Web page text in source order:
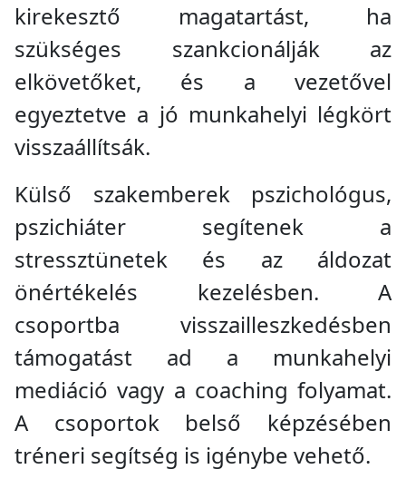
kirekesztő magatartást, ha
szükséges szankcionálják az
elkövetőket, és a vezetővel
egyeztetve a jó munkahelyi légkört
visszaállítsák.
Külső szakemberek pszichológus,
pszichiáter segítenek a
stressztünetek és az áldozat
önértékelés kezelésben. A
csoportba visszailleszkedésben
támogatást ad a munkahelyi
mediáció vagy a coaching folyamat.
A csoportok belső képzésében
tréneri segítség is igénybe vehető.